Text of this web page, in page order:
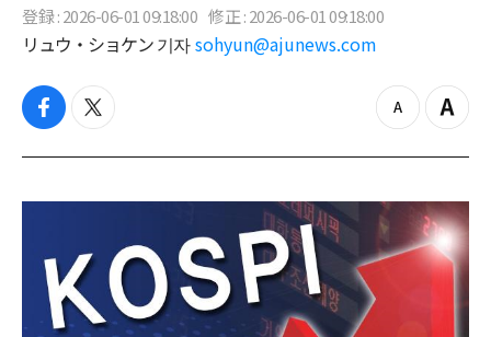
登録 : 2026-06-01 09:18:00 修正 : 2026-06-01 09:18:00
リュウ・ショケン 기자 sohyun@ajunews.com
f
c
b
k
t
i
t
z
o
o
t
Z
o
i
n